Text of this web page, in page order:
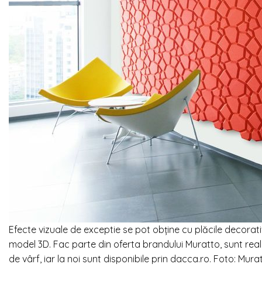
Efecte vizuale de exceptie se pot obține cu plăcile
model 3D. Fac parte din oferta brandului Muratto, sunt
de vârf, iar la noi sunt disponibile prin dacca.ro. Foto: